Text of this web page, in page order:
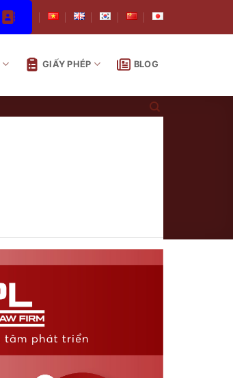
GIẤY PHÉP BLOG